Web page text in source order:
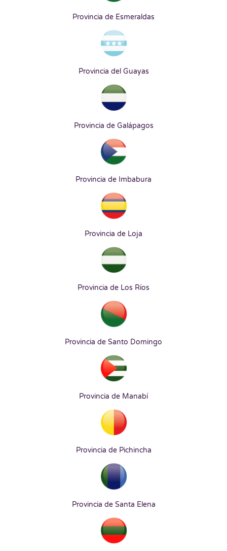
Provincia de Esmeraldas
Provincia del Guayas
Provincia de Galápagos
Provincia de Imbabura
Provincia de Loja
Provincia de Los Ríos
Provincia de Santo Domingo
Provincia de Manabí
Provincia de Pichincha
Provincia de Santa Elena